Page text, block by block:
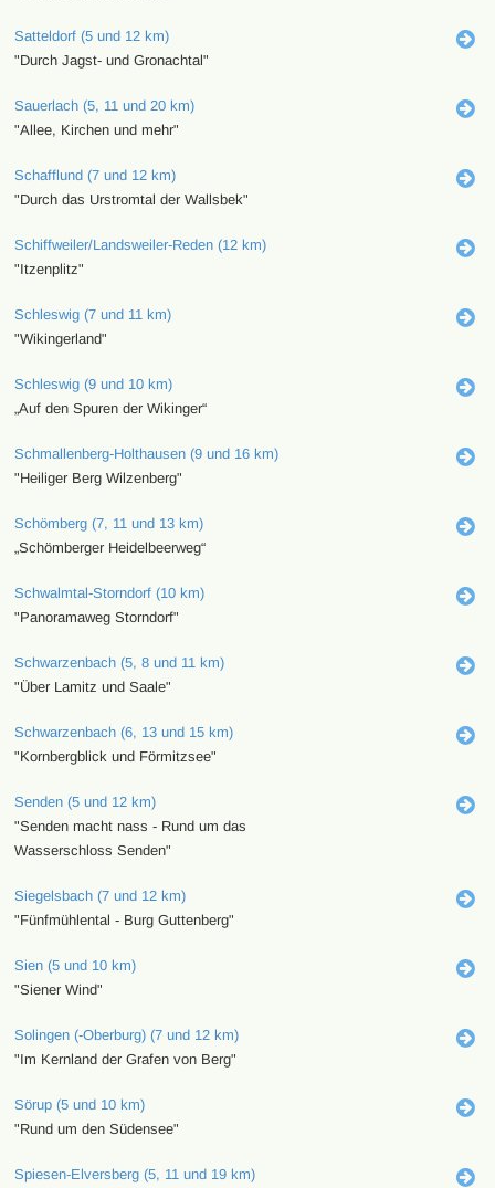
Satteldorf (5 und 12 km)
"Durch Jagst- und Gronachtal"
Sauerlach (5, 11 und 20 km)
"Allee, Kirchen und mehr"
Schafflund (7 und 12 km)
"Durch das Urstromtal der Wallsbek"
Schiffweiler/Landsweiler-Reden (12 km)
"Itzenplitz"
Schleswig (7 und 11 km)
"Wikingerland"
Schleswig (9 und 10 km)
„Auf den Spuren der Wikinger“
Schmallenberg-Holthausen (9 und 16 km)
"Heiliger Berg Wilzenberg"
Schömberg (7, 11 und 13 km)
„Schömberger Heidelbeerweg“
Schwalmtal-Storndorf (10 km)
"Panoramaweg Storndorf"
Schwarzenbach (5, 8 und 11 km)
"Über Lamitz und Saale"
Schwarzenbach (6, 13 und 15 km)
"Kornbergblick und Förmitzsee"
Senden (5 und 12 km)
"Senden macht nass - Rund um das
Wasserschloss Senden"
Siegelsbach (7 und 12 km)
"Fünfmühlental - Burg Guttenberg"
Sien (5 und 10 km)
"Siener Wind"
Solingen (-Oberburg) (7 und 12 km)
"Im Kernland der Grafen von Berg"
Sörup (5 und 10 km)
"Rund um den Südensee"
Spiesen-Elversberg (5, 11 und 19 km)